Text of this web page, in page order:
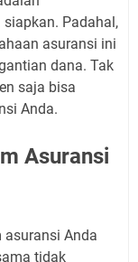
Padahal,
asuransi ini
dana. Tak
saja bisa
Anda.
Asuransi
asuransi Anda
tidak